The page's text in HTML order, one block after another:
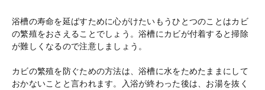
浴槽の寿命を延ばすために心がけたいもうひとつのことはカビ
の繁殖をおさえることでしょう。浴槽にカビが付着すると掃除
が難しくなるので注意しましょう。
カビの繁殖を防ぐための方法は、浴槽に水をためたままにして
おかないことと言われます。入浴が終わった後は、お湯を抜く